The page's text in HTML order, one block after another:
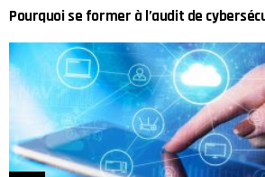
Pourquoi se former à l’audit de